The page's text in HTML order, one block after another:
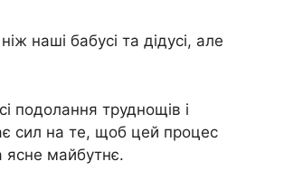
наші бабусі та дідусі, але
подолання труднощів і
сил на те, щоб цей процес
ясне майбутнє.